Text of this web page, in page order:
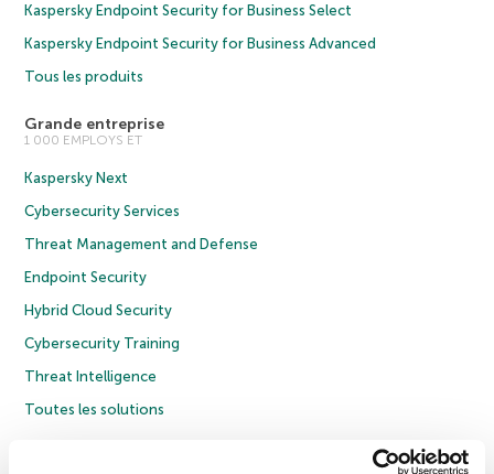
Kaspersky Endpoint Security for Business Select
Kaspersky Endpoint Security for Business Advanced
Tous les produits
Grande entreprise
1 000 EMPLOYS ET
Kaspersky Next
Cybersecurity Services
Threat Management and Defense
Endpoint Security
Hybrid Cloud Security
Cybersecurity Training
Threat Intelligence
Toutes les solutions